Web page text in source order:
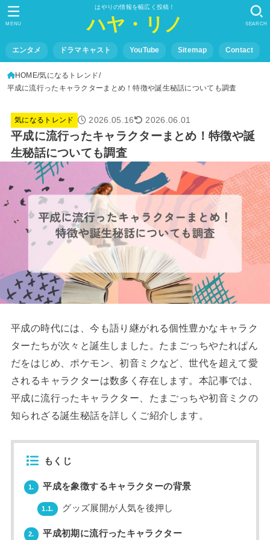
はやりの情報を幅広く投稿！
ハヤ・リノ
エンタメ ドラマキャスト YouTube Sitemap Contact
SEARCH
MENU
HOME 気になるトレンド
平成に流行ったキャラクターまとめ！特徴や誕生秘話についても調査
気になるトレンド 2026.05.16 2026.06.01
平成に流行ったキャラクターまとめ！特徴や誕
生秘話についても調査
平成の時代には、今も語り継がれる個性豊かなキャラク
ターたちが次々と誕生しました。たまごっちやたれぱん
だをはじめ、ポケモン、初音ミクなど、世代を超えて愛
されるキャラクターは数多く存在します。本記事では、
平成に流行ったキャラクター、たまごっちや初音ミクの
知られざる誕生秘話を詳しくご紹介します。
もくじ
1. 平成を象徴するキャラクターの背景
1.1. グッズ展開が人気を後押し
2. 平成初期に流行ったキャラクター